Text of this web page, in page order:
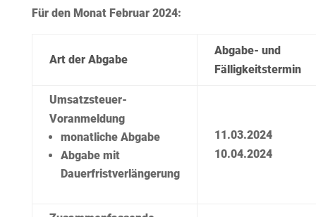
Für den Monat Februar 2024:
Art der Abgabe
Abgabe- und
Fälligkeitstermin
Umsatzsteuer-
Voranmeldung
monatliche Abgabe
Abgabe mit
Dauerfristverlängerung
11.03.2024
10.04.2024